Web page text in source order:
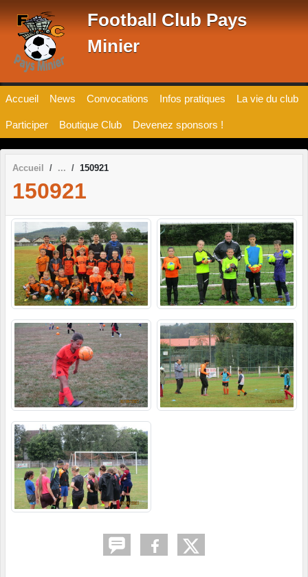
Football Club Pays
Minier
Accueil News Convocations Infos pratiques La vie du club
Participer Boutique Club Devenez sponsors !
Accueil 150921
150921